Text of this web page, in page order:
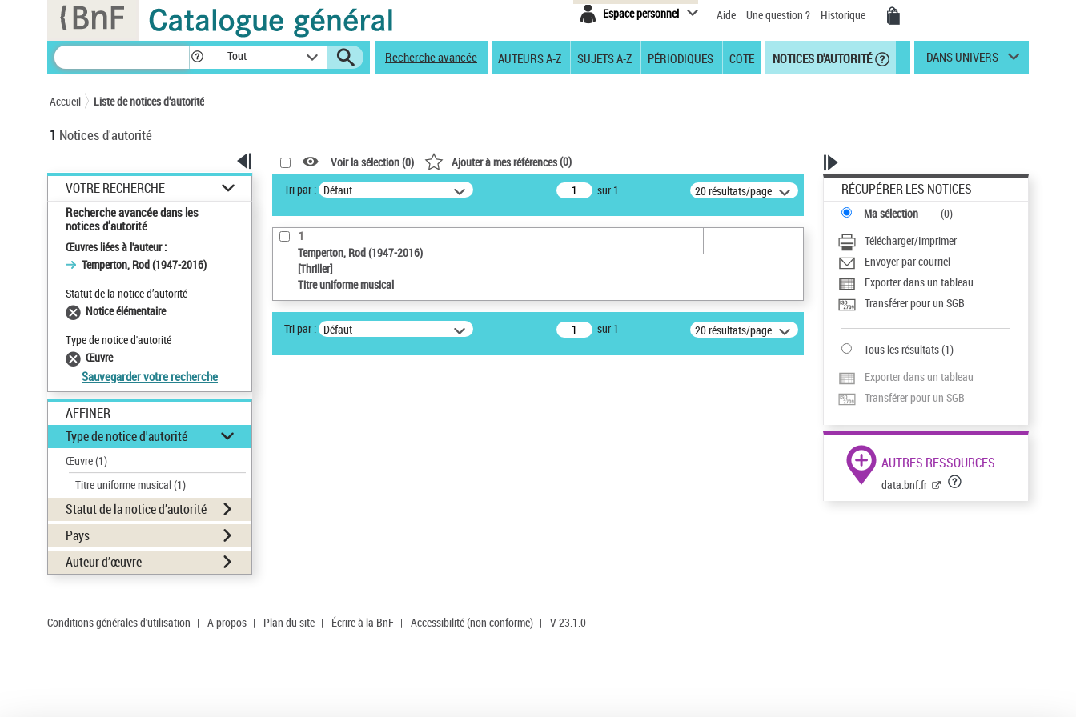
Espace personnel Aide Une question ? Historique
Tout Recherche avancée AUTEURS A-Z SUJETS A-Z PÉRIODIQUES COTE NOTICES D'AUTORITÉ DANS UNIVERS
Accueil Liste de notices d’autorité
1 Notices d'autorité
VOTRE RECHERCHE
Recherche avancée dans les
notices d’autorité
Œuvres liées à l'auteur :
Temperton, Rod (1947-2016)
Statut de la notice d’autorité
Notice élémentaire
Type de notice d'autorité
Œuvre
Sauvegarder votre recherche
AFFINER
Type de notice d'autorité
Œuvre(1)
Titre uniforme musical(1)
Statut de la notice d’autorité
Pays
Auteur d’œuvre
Voir la sélection (0) Ajouter à mes références(0)
Tri par : Défaut sur 1 20 résultats/page
1
Temperton, Rod (1947-2016)
[Thriller]
Titre uniforme musical
Tri par : Défaut sur 1 20 résultats/page
RÉCUPÉRER LES NOTICES
Ma sélection (0)
Télécharger/Imprimer
Envoyer par courriel
Exporter dans un tableau
Transférer pour un SGB
Tous les résultats(1)
Exporter dans un tableau
Transférer pour un SGB
AUTRES RESSOURCES
data.bnf.fr
Conditions générales d'utilisation | A propos | Plan du site | Écrire à la BnF | Accessibilité (non conforme) | V 23.1.0
Panneau de gestion des cookies